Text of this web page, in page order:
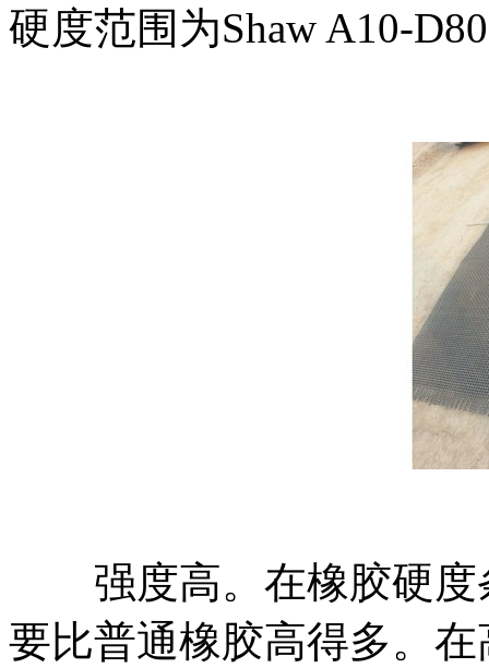
硬度范围为Shaw A10-
强度高。在橡胶硬度
要比普通橡胶高得多。